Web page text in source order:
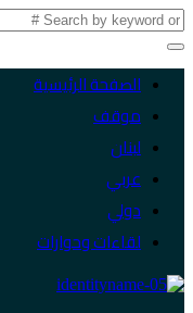
الصفحة الرئيسية
موقف
لبنان
عربي
دولي
لقاءات وحوارات